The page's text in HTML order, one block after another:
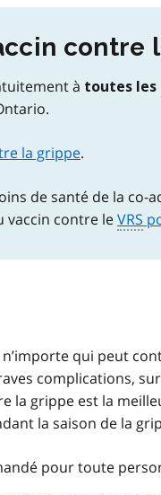
contre
à toutes les
la grippe.
de santé de la
vaccin contre leVRS
qui peut
complications,
la grippe est la
la saison de la
pour toute